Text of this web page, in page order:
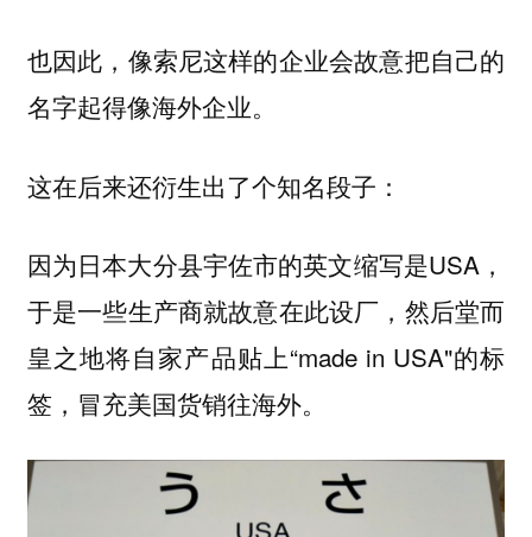
也因此，像索尼这样的企业会故意把自己的
名字起得像海外企业。
这在后来还衍生出了个知名段子：
因为日本大分县宇佐市的英文缩写是USA，
于是一些生产商就故意在此设厂，然后堂而
皇之地将自家产品贴上“made in USA"的标
签，冒充美国货销往海外。